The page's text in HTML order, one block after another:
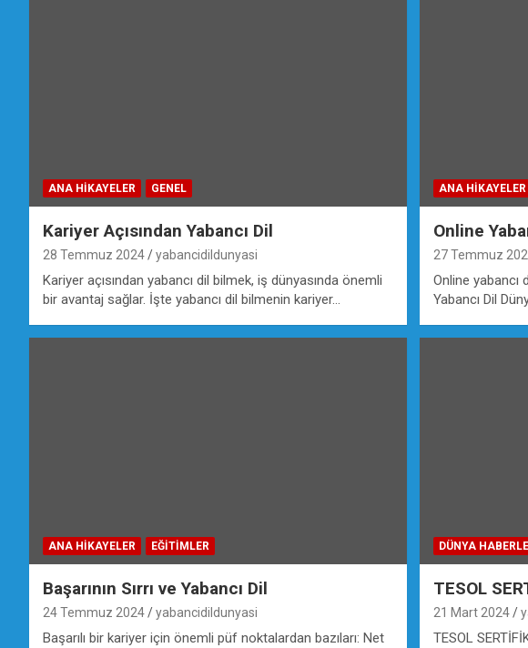
ANA HIKAYELER GENEL
Kariyer Açısından Yabancı Dil
28 Temmuz 2024 yabancidildunyasi
Kariyer açısından yabancı dil bilmek, iş dünyasında önemli
bir avantaj sağlar. İşte yabancı dil bilmenin kariyer…
ANA HIKAYELER
Online
27 Temmuz
Online yabancı
Yabancı Dil
ANA HIKAYELER EĞİTİMLER
Başarının Sırrı ve Yabancı Dil
24 Temmuz 2024 yabancidildunyasi
Başarılı bir kariyer için önemli püf noktalardan bazıları: Net
DÜNYA
TESOL
21 Mart 2024
TESOL